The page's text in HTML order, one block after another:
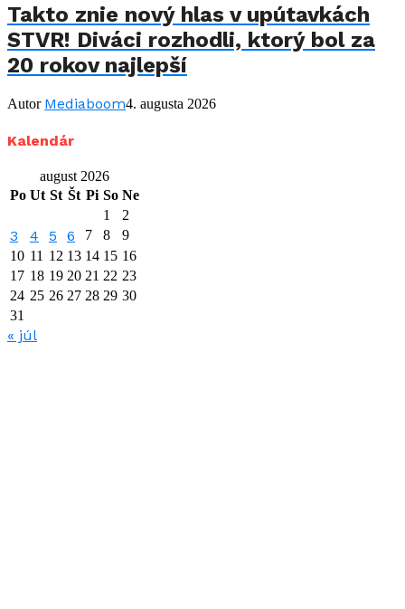
Takto znie nový hlas v upútavkách
STVR! Diváci rozhodli, ktorý bol za
20 rokov najlepší
Autor Mediaboom4. augusta 2026
Kalendár
august 2026
Po Ut St Št Pi So Ne
1
2
3 4 5 6 7 8
9
10 11 12 13 14 15 16
17 18 19 20 21 22 23
24 25 26 27 28 29 30
31
« júl